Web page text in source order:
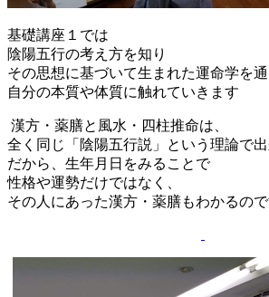
基礎講座１では
陰陽五行の考え方を知り
その思想に基づいて生まれた運命学を
自分の本質や体質に触れていきます
漢方・薬膳と風水・四柱推命は、
全く同じ「陰陽五行説」という理論で
だから、生年月日をみることで
性格や運勢だけではなく、
その人にあった漢方・薬膳もわかるので